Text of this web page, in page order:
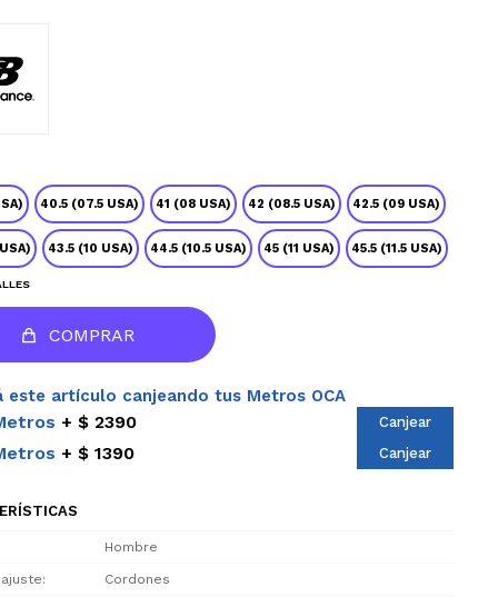
40.5 (07.5 USA) 41 (08 USA) 42 (08.5 USA) 42.5 (09 USA)
43.5 (10 USA) 44.5 (10.5 USA) 45 (11 USA) 45.5 (11.5 USA)
COMPRAR
este artículo canjeando tus Metros OCA
$ 2390 Canjear
$ 1390 Canjear
Hombre
Cordones